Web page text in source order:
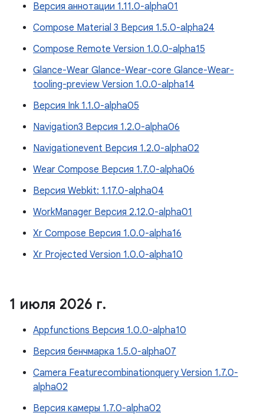
Версия аннотации 1.11.0-alpha01
Compose Material 3 Версия 1.5.0-alpha24
Compose Remote Version 1.0.0-alpha15
Glance-Wear Glance-Wear-core Glance-Wear-
tooling-preview Version 1.0.0-alpha14
Версия Ink 1.1.0-alpha05
Navigation3 Версия 1.2.0-alpha06
Navigationevent Версия 1.2.0-alpha02
Wear Compose Версия 1.7.0-alpha06
Версия Webkit: 1.17.0-alpha04
WorkManager Версия 2.12.0-alpha01
Xr Compose Версия 1.0.0-alpha16
Xr Projected Version 1.0.0-alpha10
1 июля 2026 г.
Appfunctions Версия 1.0.0-alpha10
Версия бенчмарка 1.5.0-alpha07
Camera Featurecombinationquery Version 1.7.0-
alpha02
Версия камеры 1.7.0-alpha02